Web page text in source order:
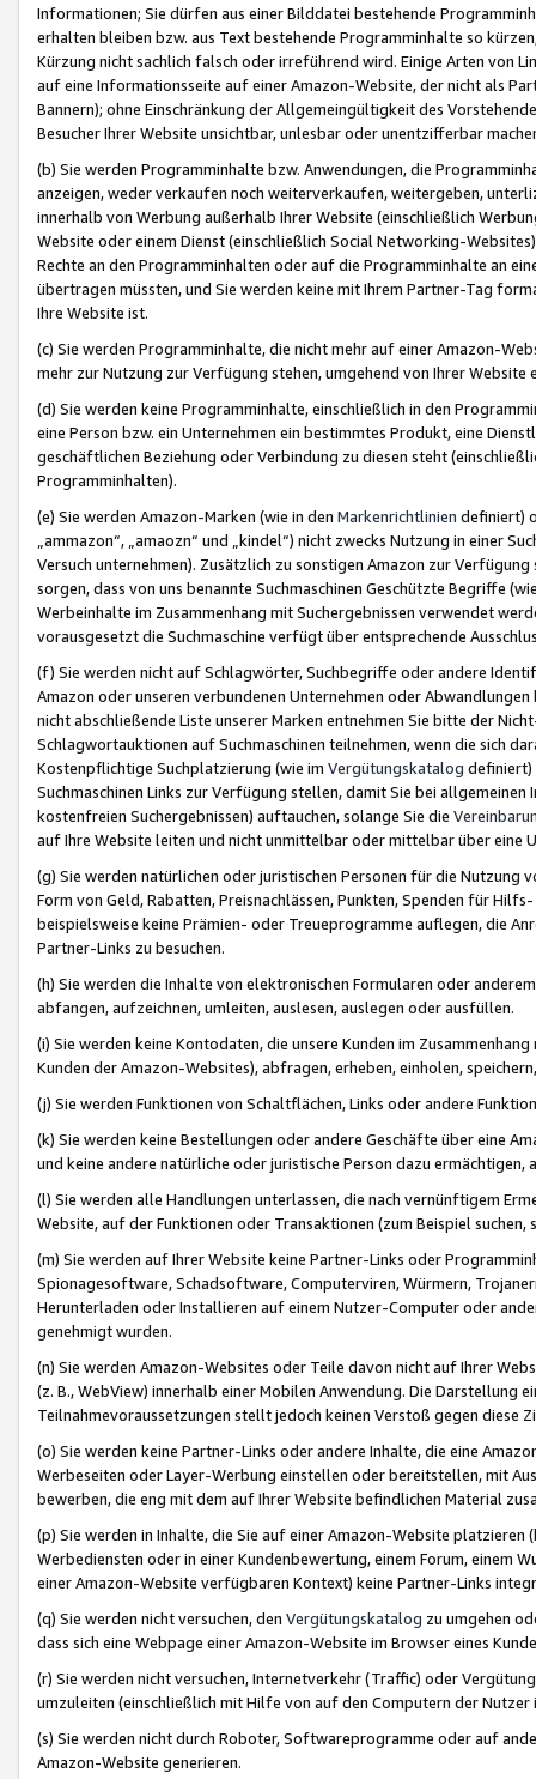
Informationen; Sie dürfen aus einer Bilddatei bestehende
erhalten bleiben bzw. aus Text bestehende Programminhalte so
Kürzung nicht sachlich falsch oder irreführend wird. Einige Arten von
auf eine Informationsseite auf einer Amazon-Website, der nicht als
Bannern); ohne Einschränkung der Allgemeingültigkeit des
Besucher Ihrer Website unsichtbar, unlesbar oder unentzifferbar
(b) Sie werden Programminhalte bzw. Anwendungen, die
anzeigen, weder verkaufen noch weiterverkaufen, weitergeben,
innerhalb von Werbung außerhalb Ihrer Website (einschließlich
Website oder einem Dienst (einschließlich Social Networking-
Rechte an den Programminhalten oder auf die Programminhalte an
übertragen müssten, und Sie werden keine mit Ihrem Partner-Tag
Ihre Website ist.
(c) Sie werden Programminhalte, die nicht mehr auf einer Amazon-
mehr zur Nutzung zur Verfügung stehen, umgehend von Ihrer
(d) Sie werden keine Programminhalte, einschließlich in den
eine Person bzw. ein Unternehmen ein bestimmtes Produkt, eine
geschäftlichen Beziehung oder Verbindung zu diesen steht
Programminhalten).
(e) Sie werden Amazon-Marken (wie in den Markenrichtlinien definiert)
„ammazon“, „amaozn“ und „kindel“) nicht zwecks Nutzung in einer
Versuch unternehmen). Zusätzlich zu sonstigen Amazon zur
sorgen, dass von uns benannte Suchmaschinen Geschützte Begriffe
Werbeinhalte im Zusammenhang mit Suchergebnissen verwendet
vorausgesetzt die Suchmaschine verfügt über entsprechende
(f) Sie werden nicht auf Schlagwörter, Suchbegriffe oder andere
Amazon oder unseren verbundenen Unternehmen oder
nicht abschließende Liste unserer Marken entnehmen Sie bitte der
Schlagwortauktionen auf Suchmaschinen teilnehmen, wenn die sich
Kostenpflichtige Suchplatzierung (wie im Vergütungskatalog definiert)
Suchmaschinen Links zur Verfügung stellen, damit Sie bei
kostenfreien Suchergebnissen) auftauchen, solange Sie die
auf Ihre Website leiten und nicht unmittelbar oder mittelbar über eine
(g) Sie werden natürlichen oder juristischen Personen für die Nutzung
Form von Geld, Rabatten, Preisnachlässen, Punkten, Spenden für
beispielsweise keine Prämien- oder Treueprogramme auflegen, die
Partner-Links zu besuchen.
(h) Sie werden die Inhalte von elektronischen Formularen oder
abfangen, aufzeichnen, umleiten, auslesen, auslegen oder ausfüllen.
(i) Sie werden keine Kontodaten, die unsere Kunden im
Kunden der Amazon-Websites), abfragen, erheben, einholen,
(j) Sie werden Funktionen von Schaltflächen, Links oder andere
(k) Sie werden keine Bestellungen oder andere Geschäfte über eine
und keine andere natürliche oder juristische Person dazu
(l) Sie werden alle Handlungen unterlassen, die nach vernünftigem
Website, auf der Funktionen oder Transaktionen (zum Beispiel
(m) Sie werden auf Ihrer Website keine Partner-Links oder
Spionagesoftware, Schadsoftware, Computerviren, Würmern,
Herunterladen oder Installieren auf einem Nutzer-Computer oder
genehmigt wurden.
(n) Sie werden Amazon-Websites oder Teile davon nicht auf Ihrer
(z. B., WebView) innerhalb einer Mobilen Anwendung. Die Darstellung
Teilnahmevoraussetzungen stellt jedoch keinen Verstoß gegen diese
(o) Sie werden keine Partner-Links oder andere Inhalte, die eine
Werbeseiten oder Layer-Werbung einstellen oder bereitstellen, mit
bewerben, die eng mit dem auf Ihrer Website befindlichen Material
(p) Sie werden in Inhalte, die Sie auf einer Amazon-Website
Werbediensten oder in einer Kundenbewertung, einem Forum, einem
einer Amazon-Website verfügbaren Kontext) keine Partner-Links
(q) Sie werden nicht versuchen, den Vergütungskatalog zu umgehen
dass sich eine Webpage einer Amazon-Website im Browser eines
(r) Sie werden nicht versuchen, Internetverkehr (Traffic) oder
umzuleiten (einschließlich mit Hilfe von auf den Computern der
(s) Sie werden nicht durch Roboter, Softwareprogramme oder auf
Amazon-Website generieren.